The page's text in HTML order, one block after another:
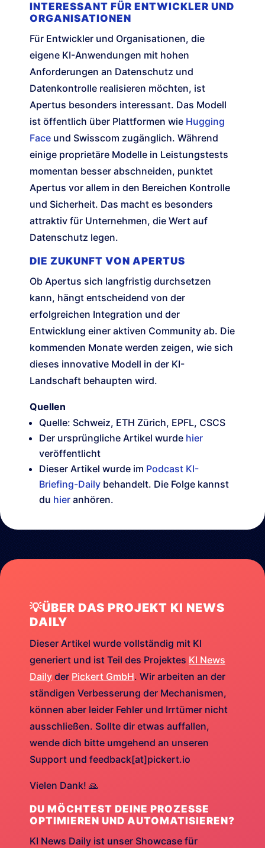
INTERESSANT FÜR ENTWICKLER UND
ORGANISATIONEN
Für Entwickler und Organisationen, die
eigene KI-Anwendungen mit hohen
Anforderungen an Datenschutz und
Datenkontrolle realisieren möchten, ist
Apertus besonders interessant. Das Modell
ist öffentlich über Plattformen wie Hugging
Face und Swisscom zugänglich. Während
einige proprietäre Modelle in Leistungstests
momentan besser abschneiden, punktet
Apertus vor allem in den Bereichen Kontrolle
und Sicherheit. Das macht es besonders
attraktiv für Unternehmen, die Wert auf
Datenschutz legen.
DIE ZUKUNFT VON APERTUS
Ob Apertus sich langfristig durchsetzen
kann, hängt entscheidend von der
erfolgreichen Integration und der
Entwicklung einer aktiven Community ab. Die
kommenden Monate werden zeigen, wie sich
dieses innovative Modell in der KI-
Landschaft behaupten wird.
Quellen
Quelle: Schweiz, ETH Zürich, EPFL, CSCS
Der ursprüngliche Artikel wurde hier
veröffentlicht
Dieser Artikel wurde im Podcast KI-
Briefing-Daily behandelt. Die Folge kannst
du hier anhören.
💡ÜBER DAS PROJEKT KI NEWS
DAILY
Dieser Artikel wurde vollständig mit KI
generiert und ist Teil des Projektes KI News
Daily der Pickert GmbH. Wir arbeiten an der
ständigen Verbesserung der Mechanismen,
können aber leider Fehler und Irrtümer nicht
ausschließen. Sollte dir etwas auffallen,
wende dich bitte umgehend an unseren
Support und feedback[at]pickert.io
Vielen Dank! 🙏
DU MÖCHTEST DEINE PROZESSE
OPTIMIEREN UND AUTOMATISIEREN?
KI News Daily ist unser Showcase für